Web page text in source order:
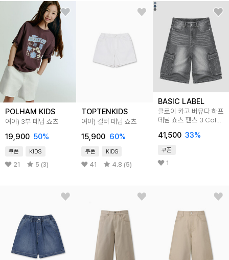
POLHAM KIDS
여아) 3부 데님 쇼츠
19,900 50%
쿠폰 KIDS
21 5 (3)
TOPTENKIDS
여아) 컬러 데님 쇼츠
15,900 60%
쿠폰 KIDS
41 4.8 (5)
BASIC LABEL
클로이 카고 버뮤다 하프
데님 쇼츠 팬츠 3 Color
41,500 33%
쿠폰
1